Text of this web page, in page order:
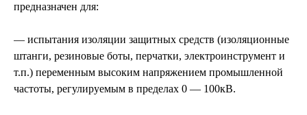
предназначен для:
— испытания изоляции защитных средств (изоляционные
штанги, резиновые боты, перчатки, электроинструмент и
т.п.) переменным высоким напряжением промышленной
частоты, регулируемым в пределах 0 — 100кВ.